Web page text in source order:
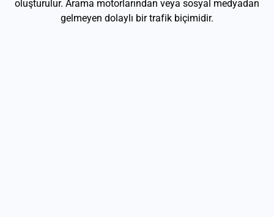
oluşturulur. Arama motorlarından veya sosyal medyadan
gelmeyen dolaylı bir trafik biçimidir.